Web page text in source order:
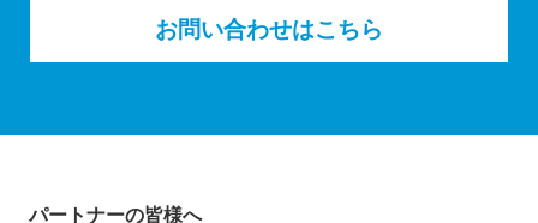
お問い合わせはこちら
パートナーの皆様へ